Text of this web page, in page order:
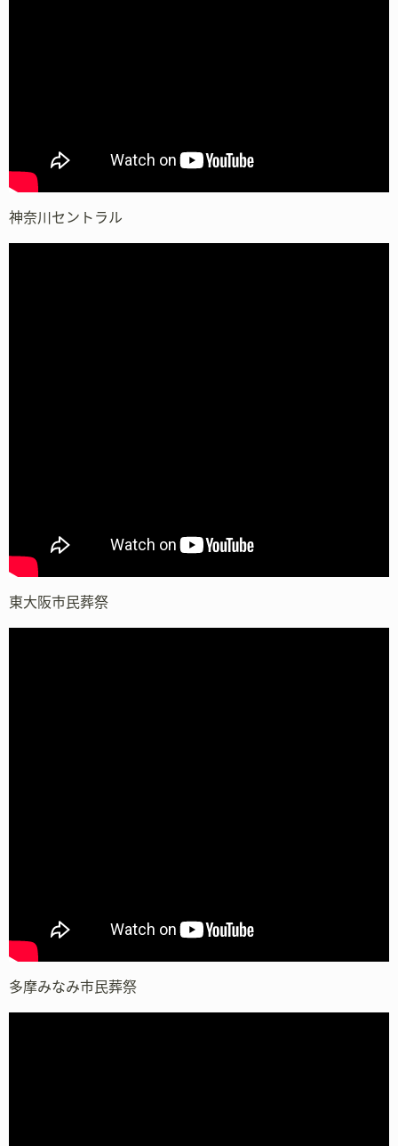
神奈川セントラル
東大阪市民葬祭
多摩みなみ市民葬祭